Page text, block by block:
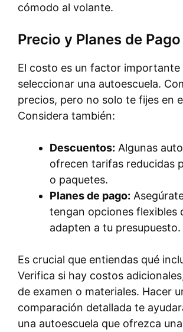
cómodo al volante.
Precio y Planes de Pago
El costo es un factor importante
seleccionar una autoescuela.
precios, pero no solo te fijes en
Considera también:
Descuentos: Algunas
ofrecen tarifas reducidas
o paquetes.
Planes de pago:
tengan opciones flexibles
adapten a tu presupuesto.
Es crucial que entiendas qué
Verifica si hay costos
de examen o materiales. Hacer
comparación detallada te
una autoescuela que ofrezca